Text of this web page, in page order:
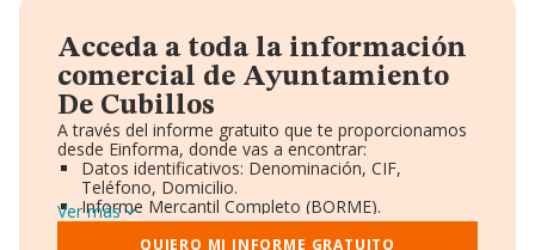
Acceda a toda la información
comercial de Ayuntamiento
De Cubillos
A través del informe gratuito que te proporcionamos
desde Einforma, donde vas a encontrar:
Datos identificativos: Denominación, CIF,
Teléfono, Domicilio.
Informe Mercantil Completo (BORME).
Gráficos de Evolución Ventas y Empleados.
Consejo de Administración y Administradores.
Ver más
QUIERO MI INFORME GRATUITO